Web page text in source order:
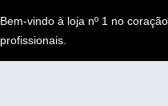
para
o
conteúdo
Bem-vindo à loja nº 1 no
profissionais